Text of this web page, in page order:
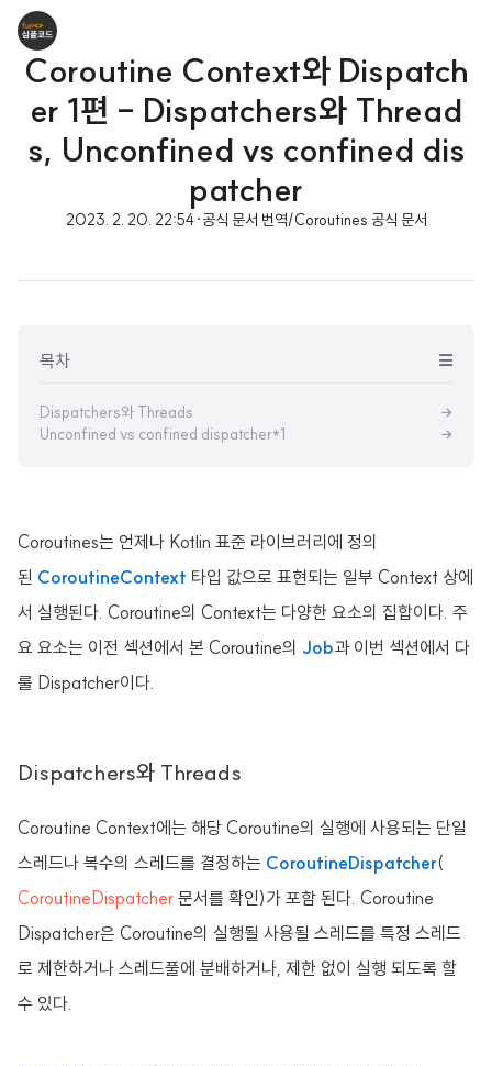
Coroutine Context와 Dispatch
er 1편 - Dispatchers와 Thread
s, Unconfined vs confined dis
patcher
2023. 2. 20. 22:54·공식 문서 번역/Coroutines 공식 문서
목차
Dispatchers와 Threads
Unconfined vs confined dispatcher*1
Coroutines는 언제나 Kotlin 표준 라이브러리에 정의
된 CoroutineContext 타입 값으로 표현되는 일부 Context 상에
서 실행된다. Coroutine의 Context는 다양한 요소의 집합이다. 주
요 요소는 이전 섹션에서 본 Coroutine의 Job과 이번 섹션에서 다
룰 Dispatcher이다.
Dispatchers와 Threads
Coroutine Context에는 해당 Coroutine의 실행에 사용되는 단일
스레드나 복수의 스레드를 결정하는 CoroutineDispatcher(
CoroutineDispatcher 문서를 확인)가 포함 된다. Coroutine
Dispatcher은 Coroutine의 실행될 사용될 스레드를 특정 스레드
로 제한하거나 스레드풀에 분배하거나, 제한 없이 실행 되도록 할
수 있다.